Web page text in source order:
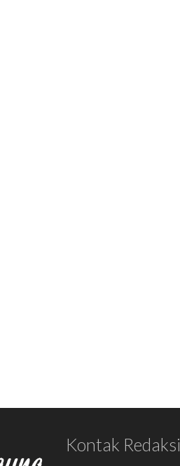
Kontak Redaksi